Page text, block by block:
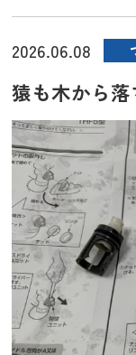
2026.06.08
猿も木から落